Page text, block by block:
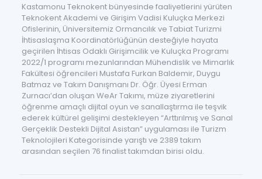
Kastamonu Teknokent bünyesinde faaliyetlerini yürüten
Teknokent Akademi ve Girişim Vadisi Kuluçka Merkezi
Ofislerinin, Üniversitemiz Ormancılık ve Tabiat Turizmi
İhtisaslaşma Koordinatörlüğünün desteğiyle hayata
geçirilen İhtisas Odaklı Girişimcilik ve Kuluçka Programı
2022/1 programı mezunlarından Mühendislik ve Mimarlık
Fakültesi öğrencileri Mustafa Furkan Baldemir, Duygu
Batmaz ve Takım Danışmanı Dr. Öğr. Üyesi Erman
Zurnacı’dan oluşan WeAr Takımı, müze ziyaretlerini
öğrenme amaçlı dijital oyun ve sanallaştırma ile teşvik
ederek kültürel gelişimi destekleyen “Arttırılmış ve Sanal
Gerçeklik Destekli Dijital Asistan” uygulaması ile Turizm
Teknolojileri Kategorisinde yarıştı ve 2389 takım
arasından seçilen 76 finalist takımdan birisi oldu.